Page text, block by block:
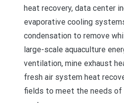
heat recovery, data center
evaporative cooling
condensation to remove
large-scale aquaculture
ventilation, mine exhaust
fresh air system heat
fields to meet the needs